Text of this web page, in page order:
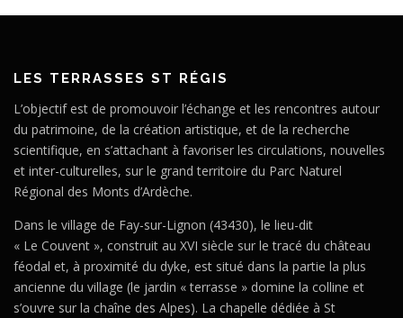
LES TERRASSES ST RÉGIS
L’objectif est de promouvoir l’échange et les rencontres autour
du patrimoine, de la création artistique, et de la recherche
scientifique, en s’attachant à favoriser les circulations, nouvelles
et inter-culturelles, sur le grand territoire du Parc Naturel
Régional des Monts d’Ardèche.
Dans le village de Fay-sur-Lignon (43430), le lieu-dit
« Le Couvent », construit au XVI siècle sur le tracé du château
féodal et, à proximité du dyke, est situé dans la partie la plus
ancienne du village (le jardin « terrasse » domine la colline et
s’ouvre sur la chaîne des Alpes). La chapelle dédiée à St